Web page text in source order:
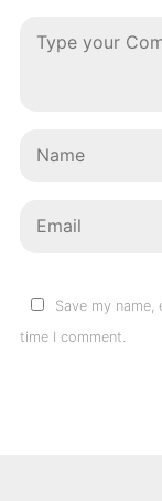
Save my
time I comment.